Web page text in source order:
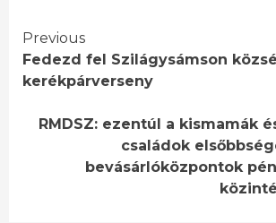
Continue
Reading
Previous
Fedezd fel Szilágysámson
kerékpárverseny
RMDSZ: ezentúl a kismamák
családok
bevásárlóközpontok